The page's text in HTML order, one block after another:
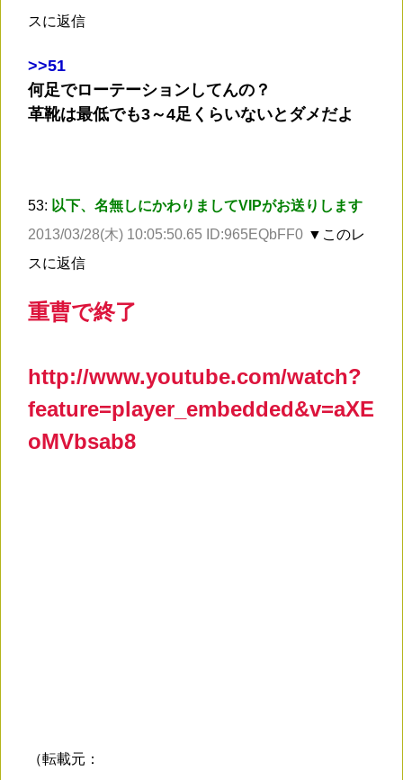
スに返信
>>51
何足でローテーションしてんの？
革靴は最低でも3～4足くらいないとダメだよ
53: 以下、名無しにかわりましてVIPがお送りします
2013/03/28(木) 10:05:50.65 ID:965EQbFF0 ▼このレ
スに返信
重曹で終了
http://www.youtube.com/watch?
feature=player_embedded&v=aXE
oMVbsab8
（転載元：